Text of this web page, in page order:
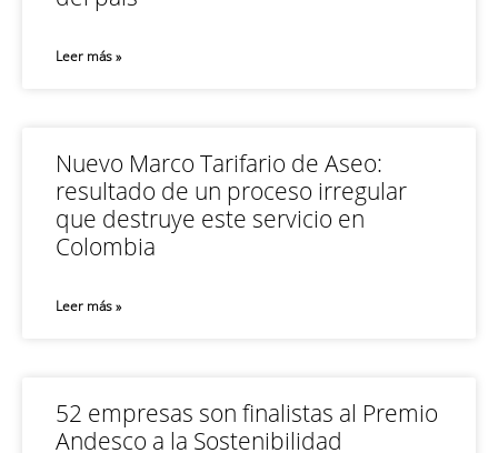
Leer más »
Nuevo Marco Tarifario de Aseo:
resultado de un proceso irregular
que destruye este servicio en
Colombia
Leer más »
52 empresas son finalistas al Premio
Andesco a la Sostenibilidad